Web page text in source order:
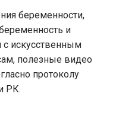
беременности,
и
с искусственным
полезные видео
протоколу
РК.